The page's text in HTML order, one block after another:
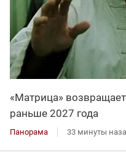
«Матрица»
раньше 2027 года
Панорама 33 минуты